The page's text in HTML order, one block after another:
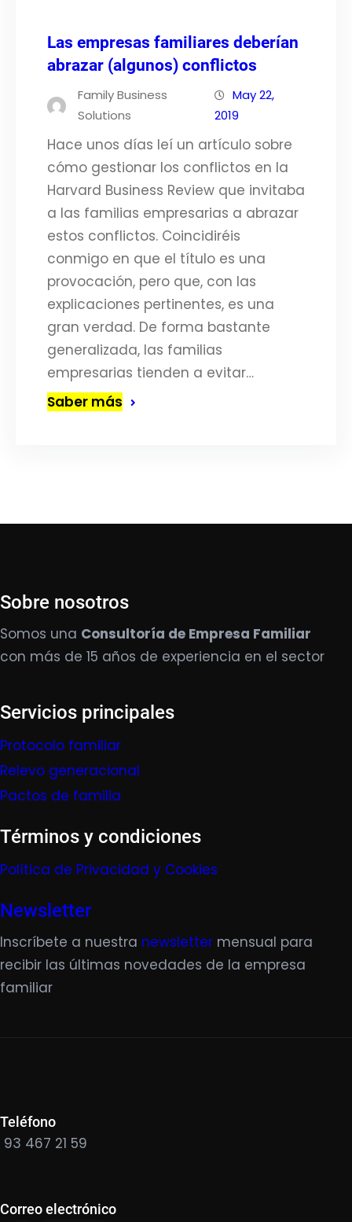
Las empresas familiares deberían
abrazar (algunos) conflictos
Family Business
Solutions
May 22,
2019
Hace unos días leí un artículo sobre
cómo gestionar los conflictos en la
Harvard Business Review que invitaba
a las familias empresarias a abrazar
estos conflictos. Coincidiréis
conmigo en que el título es una
provocación, pero que, con las
explicaciones pertinentes, es una
gran verdad. De forma bastante
generalizada, las familias
empresarias tienden a evitar…
Saber más
Sobre nosotros
Somos una Consultoría de Empresa Familiar
con más de 15 años de experiencia en el sector
Servicios principales
Protocolo familiar
Relevo generacional
Pactos de familia
Términos y condiciones
Política de Privacidad y Cookies
Newsletter
Inscríbete a nuestra newsletter mensual para
recibir las últimas novedades de la empresa
familiar
Teléfono
93 467 21 59
Correo electrónico